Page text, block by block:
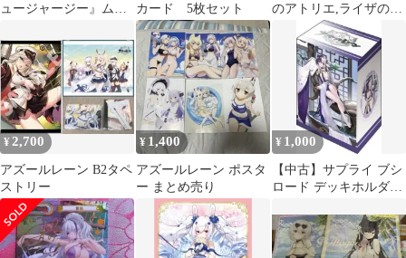
ュージャージー』ムー
ースマルチ 「ブロッコ
リートレカアイテムく
じEX『アズールレー
ン』第4弾」 C-1賞
カード 5枚セット
のアトリエ,ライザのア
トリエ クリアポスター
3枚セット
¥ 2,700
アズールレーン B2タペ
ストリー
¥ 1,400
アズールレーン ポスタ
ー まとめ売り
¥ 1,000
【中古】サプライ ブシ
ロード デッキホルダー
Vol.1026 アズールレー
ン『応瑞』寒松雪暖ver.